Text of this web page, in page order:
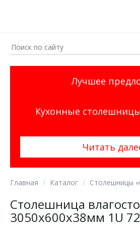
Лучшее
Кухонные
Читать
Главная Каталог Столешницы
Столешница
3050х600х38мм 1U